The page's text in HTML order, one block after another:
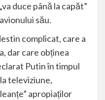
duce până la capăt”
său.
complicat, care a
dar care obținea
Putin în timpul
televiziune,
apropiaților